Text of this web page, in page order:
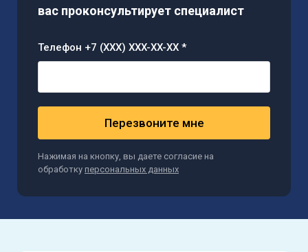
вас проконсультирует специалист
Телефон +7 (XXX) XXX-XX-XX *
Перезвоните мне
Нажимая на кнопку, вы даете согласие на
обработку персональных данных